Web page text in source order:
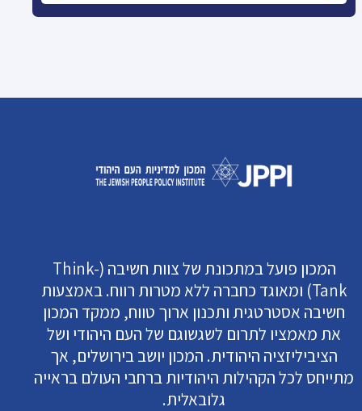
המכון פועל במתכונת של צוות חשיבה (Think-
Tank) ומאוגד כחברה ללא מטרות רווח. באמצעות
חשיבה אסטרטגית ותכנון ארוך טווח, ממקד המכון
את מאמציו לתרום לשגשוגם של העם היהודי ושל
הציביליזציה היהודית. המכון יושב בירושלים, אך
מתייחס לכל הקהילות היהודיות ברחבי העולם בראייה
גלובאלית.